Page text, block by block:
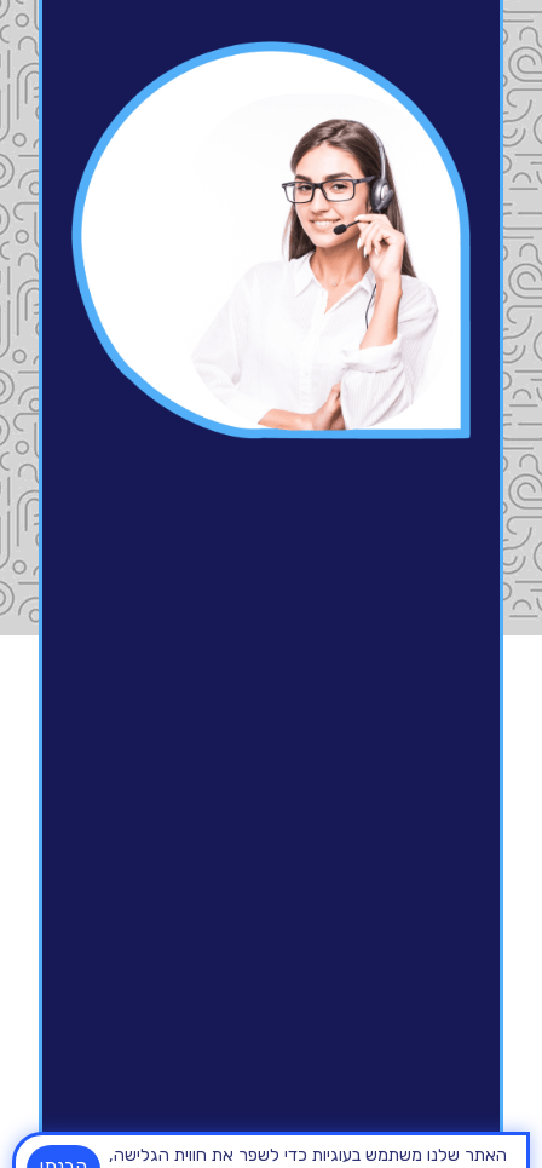
האתר שלנו משתמש בעוגיות כדי לשפר את חווית הגלישה,